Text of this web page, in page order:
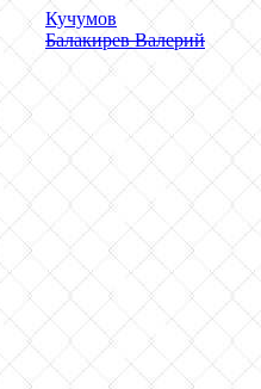
Кучумов
БалакиревВалерий